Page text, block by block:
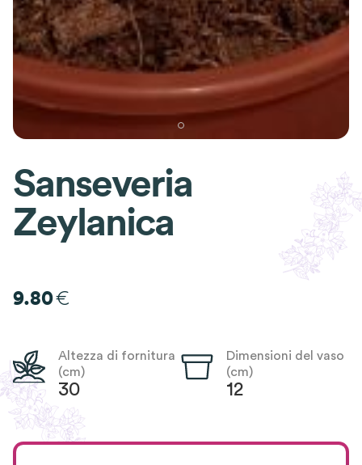
Sanseveria
Zeylanica
9.80€
Altezza di fornitura
(cm)
30
Dimensioni del vaso
(cm)
12